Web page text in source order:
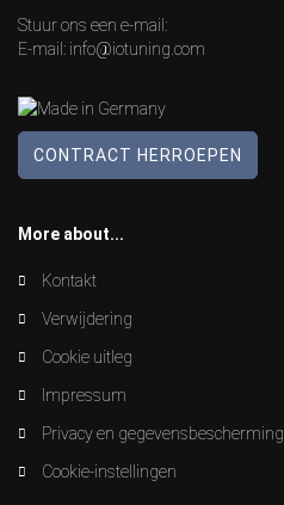
Stuur ons een e-mail:
E-mail: info@iotuning.com
CONTRACT HERROEPEN
More about...
Kontakt
Verwijdering
Cookie uitleg
Impressum
Privacy en gegevensbescherming
Cookie-instellingen